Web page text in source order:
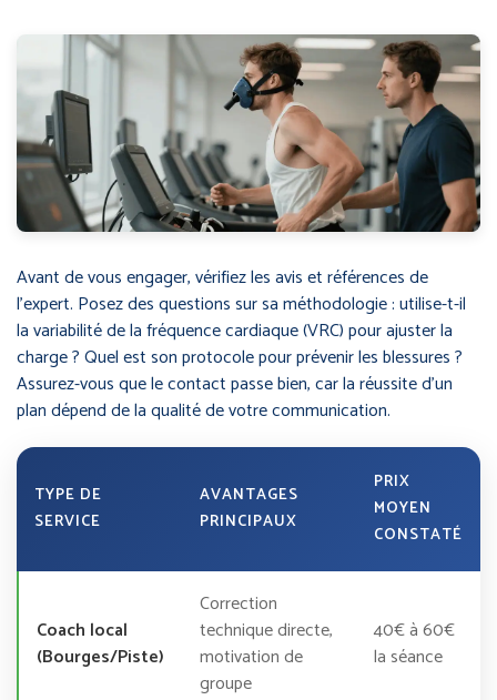
Avant de vous engager, vérifiez les avis et références de
l’expert. Posez des questions sur sa méthodologie : utilise-t-il
la variabilité de la fréquence cardiaque (VRC) pour ajuster la
charge ? Quel est son protocole pour prévenir les blessures ?
Assurez-vous que le contact passe bien, car la réussite d’un
plan dépend de la qualité de votre communication.
TYPE DE
SERVICE
AVANTAGES
PRINCIPAUX
PRIX
MOYEN
CONSTATÉ
Coach local
(Bourges/Piste)
Correction
technique directe,
motivation de
groupe
40€ à 60€
la séance